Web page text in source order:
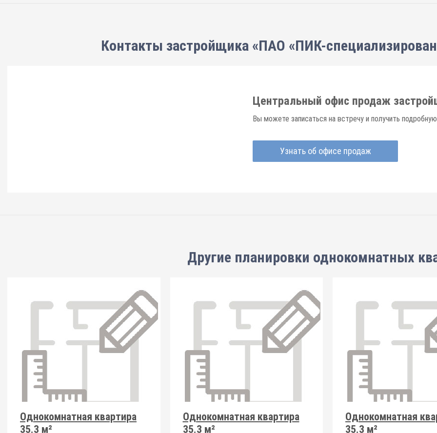
Контакты застройщика «ПАО «ПИК-
Центральный офис продаж
Вы можете записаться на встречу и получить
Узнать об офисе продаж
Другие планировки однокомнатных
Однокомнатная квартира
35.3 м²
Однокомнатная квартира
35.3 м²
Однокомнатная
35.3 м²